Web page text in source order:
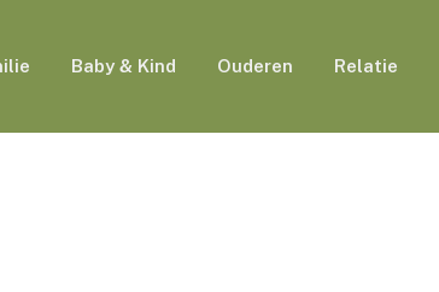
Baby & Kind Ouderen Relatie